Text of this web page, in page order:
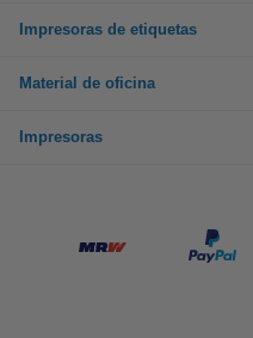
Impresoras de etiquetas
Material de oficina
Impresoras